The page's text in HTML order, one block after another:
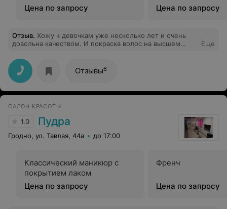
Цена по запросу
Цена по запросу
Отзыв. Хожу к девочкам уже несколько лет и очень
довольна качеством. И покраска волос на высшем
встретят с улыбкой, предложат чай/кофе ещё и
конфетами угостят!) очень довольна их
профессионализмом. Буду продолжать ходить и
дальше) так держать!)
Еще
Отзывы6
САЛОН КРАСОТЫ
1.0 Пудра
Гродно, ул. Тавлая, 44а до 17:00
Классический маникюр с
покрытием лаком
Цена по запросу
Френч
Цена по запросу